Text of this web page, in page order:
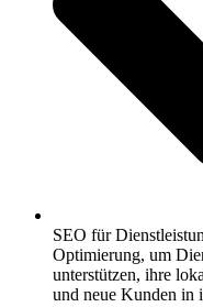
SEO für
Optimierung, um
unterstützen, ihre
und neue Kunden in